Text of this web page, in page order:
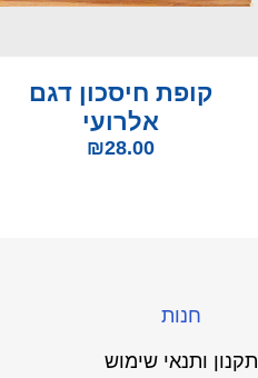
קופת חיסכון דגם
אלרועי
₪28.00
חנות
תקנון ותנאי שימוש